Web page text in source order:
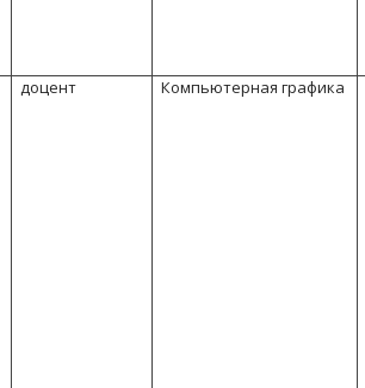
доцент Компьютерная графика